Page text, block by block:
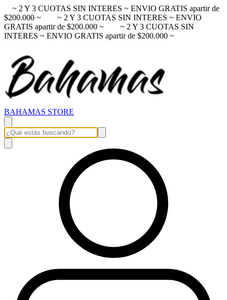
~ 2 Y 3 CUOTAS SIN INTERES ~ ENVIO GRATIS apartir de
$200.000 ~
~ 2 Y 3 CUOTAS SIN INTERES ~ ENVIO
GRATIS apartir de $200.000 ~
~ 2 Y 3 CUOTAS SIN
INTERES ~ ENVIO GRATIS apartir de $200.000 ~
BAHAMAS STORE